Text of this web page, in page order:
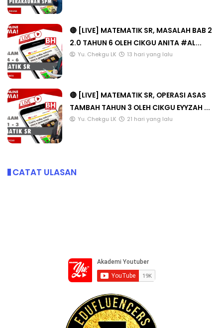
🔴 [LIVE] MATEMATIK SR, MASALAH BAB 2
2.0 TAHUN 6 OLEH CIKGU ANITA #AL...
Yu. Chekgu LK 13 hari yang lalu
🔴 [LIVE] MATEMATIK SR, OPERASI ASAS
TAMBAH TAHUN 3 OLEH CIKGU EYYZAH ...
Yu. Chekgu LK 21 hari yang lalu
CATAT ULASAN